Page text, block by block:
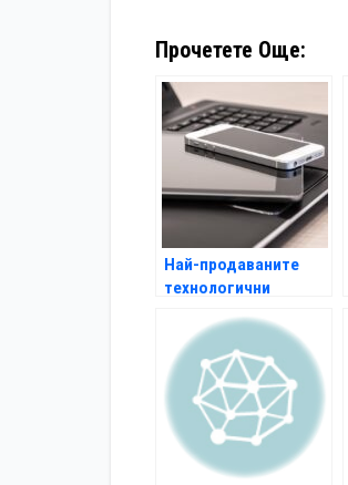
Прочетете Още:
Най-продаваните
технологични
първата половина на
годината